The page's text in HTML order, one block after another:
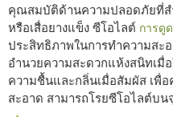
คุณสมบัติด้านความปลอดภัยที่ส
หรือเสื่อยางแข็ง ซีโอไลต์ การดู
ประสิทธิภาพในการทำความสะ
อำนวยความสะดวกแห้งสนิทเมื่
ความชื้นและกลิ่นเมื่อสัมผัส เพื่
สะอาด สามารถโรยซีโอไลต์บน